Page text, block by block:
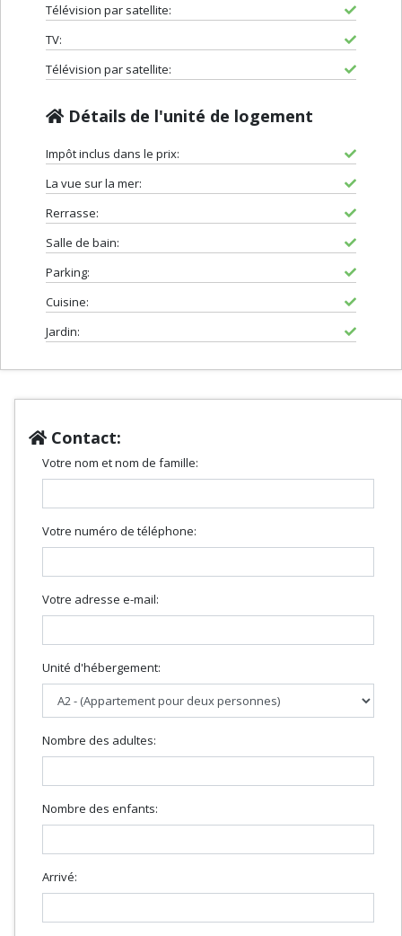
Télévision par satellite:
TV:
Télévision par satellite:
Détails de l'unité de logement
Impôt inclus dans le prix:
La vue sur la mer:
Rerrasse:
Salle de bain:
Parking:
Cuisine:
Jardin:
Contact:
Votre nom et nom de famille:
Votre numéro de téléphone:
Votre adresse e-mail:
Unité d'hébergement:
Nombre des adultes:
Nombre des enfants:
Arrivé: